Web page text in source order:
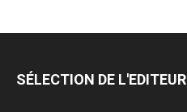
SÉLECTION DE L'EDITEUR